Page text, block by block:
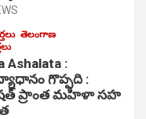
తెలంగాణ
Ashalata :
గొప్పది :
ప్రాంత మహిళా సహ